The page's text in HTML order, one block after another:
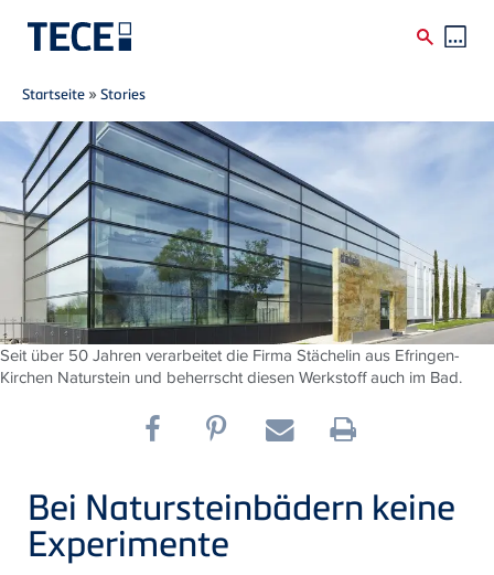
Direkt zum Inhalt
Breadcrumb
Startseite »Stories
Seit über 50 Jahren verarbeitet die Firma Stächelin aus Efringen-
Kirchen Naturstein und beherrscht diesen Werkstoff auch im Bad.
Bei Natursteinbädern keine
Experimente